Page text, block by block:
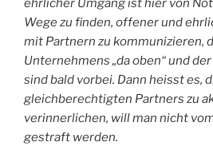
ehrlicher Umgang ist hier von
Wege zu finden, offener und
mit Partnern zu kommunizieren,
Unternehmens „da oben“ und
sind bald vorbei. Dann heisst es,
gleichberechtigten Partners zu
verinnerlichen, will man nicht
gestraft werden.